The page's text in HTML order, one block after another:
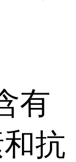
有
抗